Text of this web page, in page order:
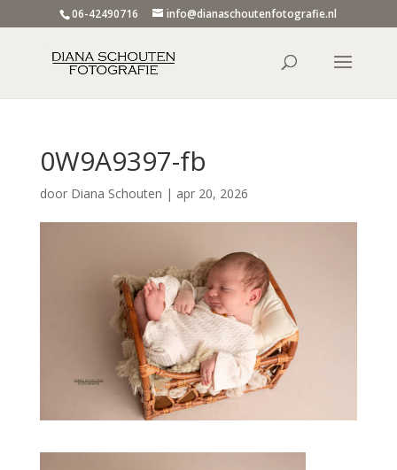
06-42490716 info@dianaschoutenfotografie.nl
0W9A9397-fb
door Diana Schouten | apr 20, 2026